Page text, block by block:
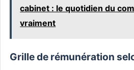
cabinet : le quotidien du
vraiment
Grille de rémunération